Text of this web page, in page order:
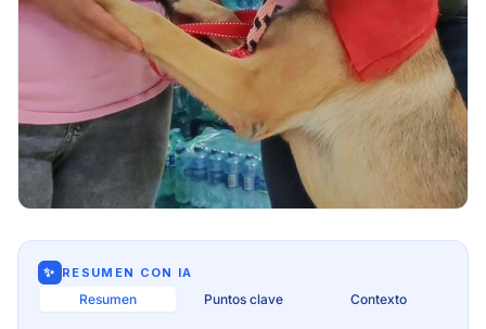
✨ RESUMEN CON IA
Resumen Puntos clave Contexto